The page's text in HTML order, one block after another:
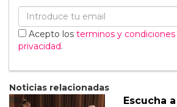
Acepto los terminos y condiciones
privacidad.
Noticias relacionadas
Escucha